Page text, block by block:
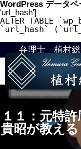
WordPress データベ
'url_hash']
ALTER TABLE
`url_hash`
弁理士 植村総
１１：元特
貴昭が教え